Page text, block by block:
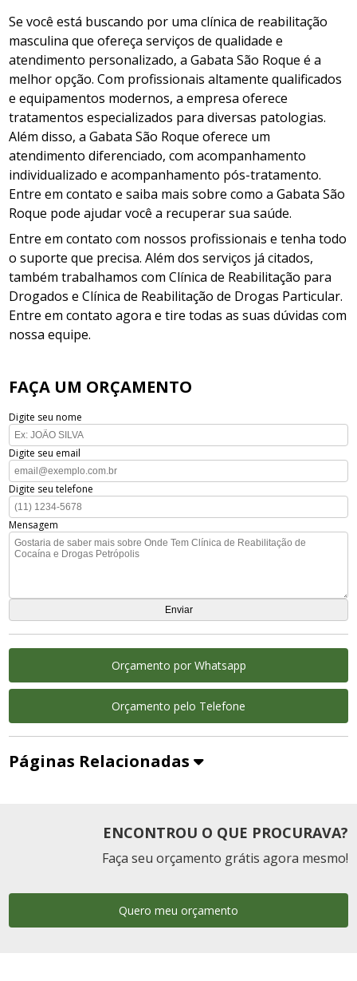
Se você está buscando por uma clínica de reabilitação
masculina que ofereça serviços de qualidade e
atendimento personalizado, a Gabata São Roque é a
melhor opção. Com profissionais altamente qualificados
e equipamentos modernos, a empresa oferece
tratamentos especializados para diversas patologias.
Além disso, a Gabata São Roque oferece um
atendimento diferenciado, com acompanhamento
individualizado e acompanhamento pós-tratamento.
Entre em contato e saiba mais sobre como a Gabata São
Roque pode ajudar você a recuperar sua saúde.
Entre em contato com nossos profissionais e tenha todo
o suporte que precisa. Além dos serviços já citados,
também trabalhamos com Clínica de Reabilitação para
Drogados e Clínica de Reabilitação de Drogas Particular.
Entre em contato agora e tire todas as suas dúvidas com
nossa equipe.
FAÇA UM ORÇAMENTO
Digite seu nome
Digite seu email
Digite seu telefone
Mensagem
Orçamento por Whatsapp
Orçamento pelo Telefone
Páginas Relacionadas
ENCONTROU O QUE PROCURAVA?
Faça seu orçamento grátis agora mesmo!
Quero meu orçamento